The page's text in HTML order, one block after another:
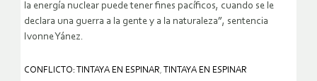
la energía nuclear puede tener fines pacíficos, cuando se le
declara una guerra a la gente y a la naturaleza”, sentencia
Ivonne Yánez.
CONFLICTO: TINTAYA EN ESPINAR, TINTAYA EN ESPINAR